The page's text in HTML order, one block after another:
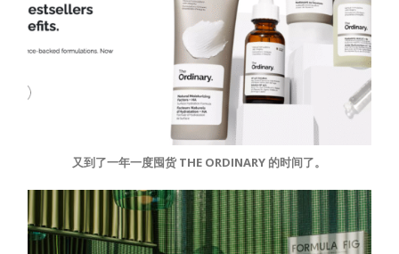
又到了一年一度囤货 THE ORDINARY 的时间了。